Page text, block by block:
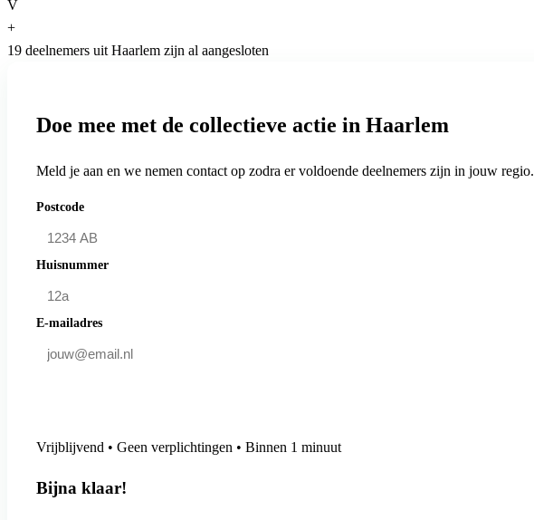
V
+
19 deelnemers uit Haarlem zijn al aangesloten
Doe mee met de collectieve actie in Haarlem
Meld je aan en we nemen contact op zodra er voldoende deelnemers zijn in jouw regio.
Postcode
Huisnummer
E-mailadres
Vrijblijvend • Geen verplichtingen • Binnen 1 minuut
Bijna klaar!